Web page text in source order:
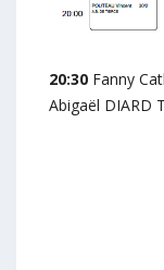
20:30 Fanny
Abigaël DIARD